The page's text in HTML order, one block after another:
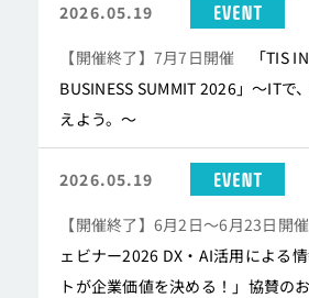
2026.05.19
【開催終了】7月7日開催
「TIS
BUSINESS SUMMIT 2026」～ITで
えよう。～
2026.05.19
【開催終了】6月2日～6月23日開
ェビナー2026 DX・AI活用による
トが企業価値を決める！」協賛の